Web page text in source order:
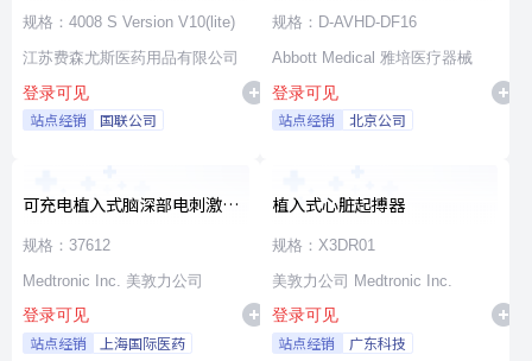
规格：4008 S Version V10(lite)
江苏费森尤斯医药用品有限公司
登录可见
站点经销 国联公司
导管
规格：D-AVHD-DF16
Abbott Medical 雅培医疗器械
登录可见
站点经销 北京公司
可充电植入式脑深部电刺激脉
冲发生器套件
规格：37612
Medtronic Inc. 美敦力公司
登录可见
站点经销 上海国际医药
植入式心脏起搏器
规格：X3DR01
美敦力公司 Medtronic Inc.
登录可见
站点经销 广东科技